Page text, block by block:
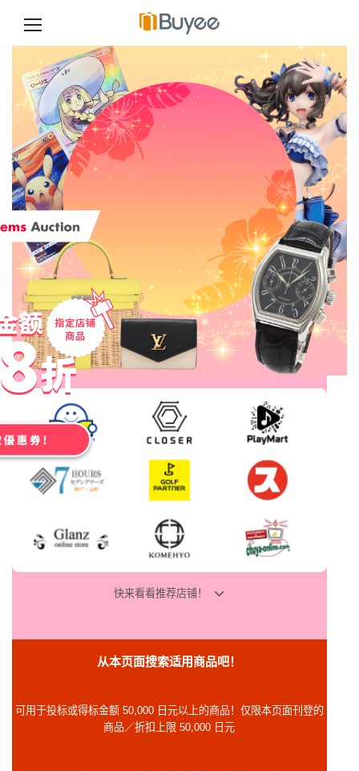
文
快来看看推荐店铺！
从本页面搜索适用商品吧！
可用于投标或得标金额 50,000 日元以上的商品！仅限本页面刊登的
商品／折扣上限 50,000 日元